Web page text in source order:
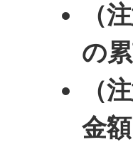
（
の
（
金